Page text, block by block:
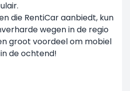
die RentiCar aanbiedt, kun
wegen in de regio
groot voordeel om mobiel
de ochtend!